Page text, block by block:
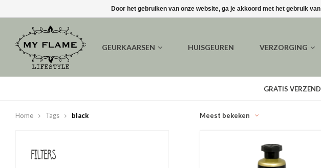
GEURKAARSEN HUISGEUREN VERZORGING
GRATIS
Home Tags black
Filters
Meest bekeken
Door het gebruiken van onze website, ga je akkoord met het gebruik